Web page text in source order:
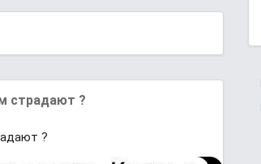
страдают ?
?